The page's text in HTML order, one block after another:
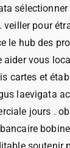
veiller pour
le hub des
aider vous
cartes et
laevigata
jours .